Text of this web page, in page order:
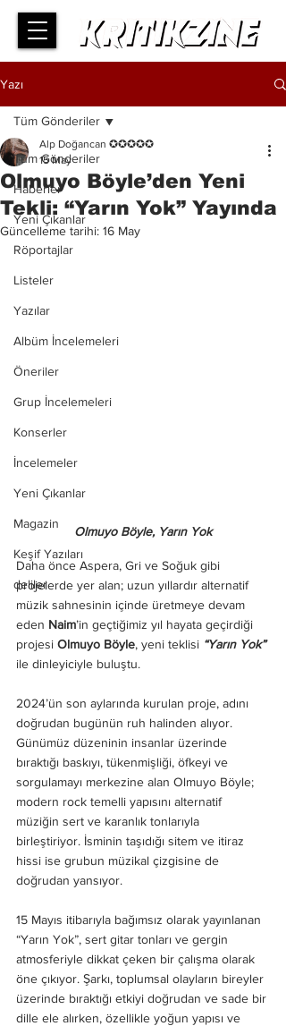
Yazı
Tüm Gönderiler
Haberler
Yeni Çıkanlar
Röportajlar
Listeler
Yazılar
Albüm İncelemeleri
Öneriler
Grup İncelemeleri
Konserler
İncelemeler
Yeni Çıkanlar
Magazin
Keşif Yazıları
deliler
Tüm Gönderiler
Olmuyo Böyle’den Yeni
Tekli: “Yarın Yok” Yayında
Alp Doğancan ✪✪✪✪✪
15 May
Güncelleme tarihi: 16 May
Olmuyo Böyle, Yarın Yok
Daha önce Aspera, Gri ve Soğuk gibi
projelerde yer alan; uzun yıllardır alternatif
müzik sahnesinin içinde üretmeye devam
eden Naim’in geçtiğimiz yıl hayata geçirdiği
projesi Olmuyo Böyle, yeni teklisi “Yarın Yok”
ile dinleyiciyle buluştu.
2024’ün son aylarında kurulan proje, adını
doğrudan bugünün ruh halinden alıyor.
Günümüz düzeninin insanlar üzerinde
bıraktığı baskıyı, tükenmişliği, öfkeyi ve
sorgulamayı merkezine alan Olmuyo Böyle;
modern rock temelli yapısını alternatif
müziğin sert ve karanlık tonlarıyla
birleştiriyor. İsminin taşıdığı sitem ve itiraz
hissi ise grubun müzikal çizgisine de
doğrudan yansıyor.
15 Mayıs itibarıyla bağımsız olarak yayınlanan
“Yarın Yok”, sert gitar tonları ve gergin
atmosferiyle dikkat çeken bir çalışma olarak
öne çıkıyor. Şarkı, toplumsal olayların bireyler
üzerinde bıraktığı etkiyi doğrudan ve sade bir
dille ele alırken, özellikle yoğun yapısı ve